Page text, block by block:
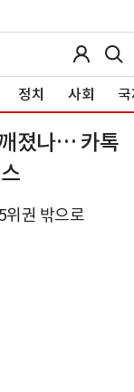
정치 사회
졌나… 카톡
위권 밖으로